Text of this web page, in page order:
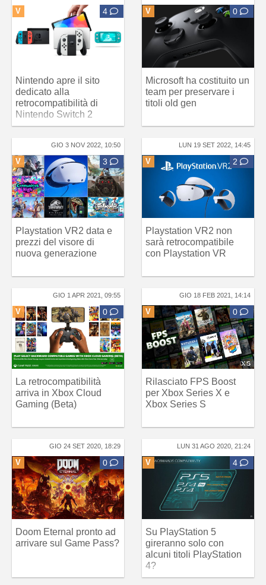
V 4
Nintendo apre il sito
dedicato alla
retrocompatibilità di
Nintendo Switch 2
V 0
Microsoft ha costituito un
team per preservare i
titoli old gen
GIO 3 NOV 2022, 10:50
V 3
Playstation VR2 data e
prezzi del visore di
nuova generazione
LUN 19 SET 2022, 14:45
V 2
Playstation VR2 non
sarà retrocompatibile
con Playstation VR
GIO 1 APR 2021, 09:55
V 0
La retrocompatibilità
arriva in Xbox Cloud
Gaming (Beta)
GIO 18 FEB 2021, 14:14
V 0
Rilasciato FPS Boost
per Xbox Series X e
Xbox Series S
GIO 24 SET 2020, 18:29
V 0
Doom Eternal pronto ad
arrivare sul Game Pass?
LUN 31 AGO 2020, 21:24
V 4
Su PlayStation 5
gireranno solo con
alcuni titoli PlayStation
4?